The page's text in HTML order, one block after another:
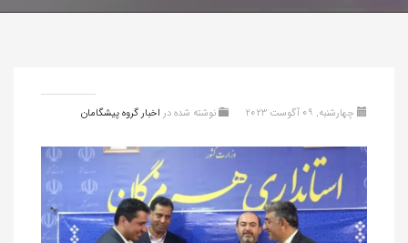
چهارشنبه, 09 آگوست 2023 نوشته شده در اخبار گروه پیشگامان